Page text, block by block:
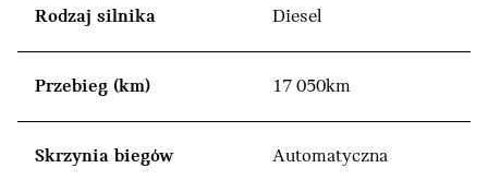
Rodzaj silnika Diesel
Przebieg (km) 17 050km
Skrzynia biegów Automatyczna